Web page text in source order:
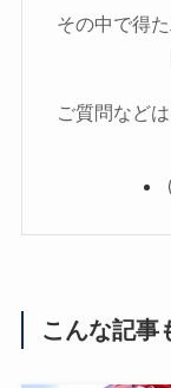
その中で得
ご質問など
こんな記事